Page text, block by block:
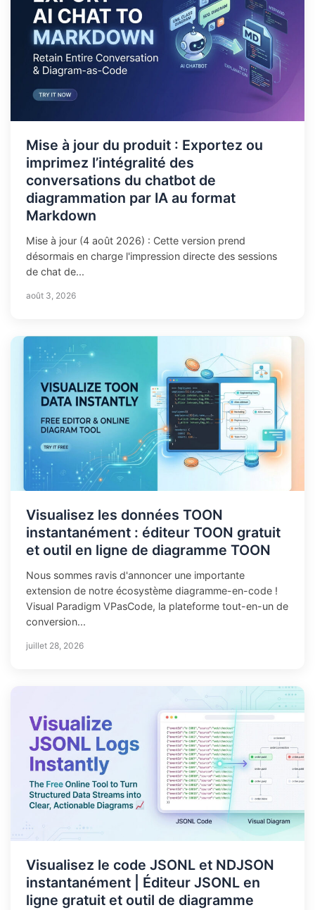
Mise à jour du produit : Exportez ou
imprimez l’intégralité des
conversations du chatbot de
diagrammation par IA au format
Markdown
Mise à jour (4 août 2026) : Cette version prend
désormais en charge l'impression directe des sessions
de chat de...
août 3, 2026
Visualisez les données TOON
instantanément : éditeur TOON gratuit
et outil en ligne de diagramme TOON
Nous sommes ravis d'annoncer une importante
extension de notre écosystème diagramme-en-code !
Visual Paradigm VPasCode, la plateforme tout-en-un de
conversion...
juillet 28, 2026
Visualisez le code JSONL et NDJSON
instantanément | Éditeur JSONL en
ligne gratuit et outil de diagramme